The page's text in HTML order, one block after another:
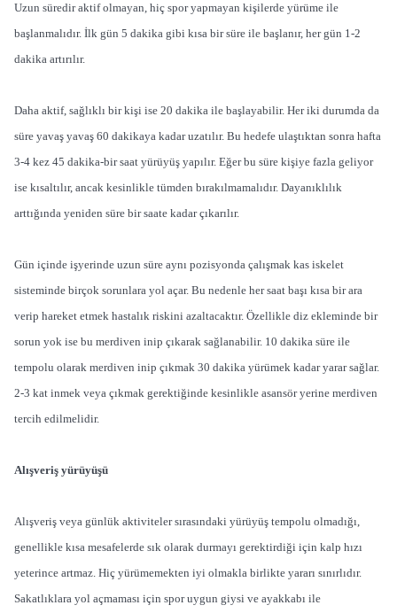
Uzun süredir aktif olmayan, hiç spor yapmayan kişilerde yürüme ile
başlanmalıdır. İlk gün 5 dakika gibi kısa bir süre ile başlanır, her gün 1-2
dakika artırılır.
Daha aktif, sağlıklı bir kişi ise 20 dakika ile başlayabilir. Her iki durumda da
süre yavaş yavaş 60 dakikaya kadar uzatılır. Bu hedefe ulaştıktan sonra hafta
3-4 kez 45 dakika-bir saat yürüyüş yapılır. Eğer bu süre kişiye fazla geliyor
ise kısaltılır, ancak kesinlikle tümden bırakılmamalıdır. Dayanıklılık
arttığında yeniden süre bir saate kadar çıkarılır.
Gün içinde işyerinde uzun süre aynı pozisyonda çalışmak kas iskelet
sisteminde birçok sorunlara yol açar. Bu nedenle her saat başı kısa bir ara
verip hareket etmek hastalık riskini azaltacaktır. Özellikle diz ekleminde bir
sorun yok ise bu merdiven inip çıkarak sağlanabilir. 10 dakika süre ile
tempolu olarak merdiven inip çıkmak 30 dakika yürümek kadar yarar sağlar.
2-3 kat inmek veya çıkmak gerektiğinde kesinlikle asansör yerine merdiven
tercih edilmelidir.
Alışveriş yürüyüşü
Alışveriş veya günlük aktiviteler sırasındaki yürüyüş tempolu olmadığı,
genellikle kısa mesafelerde sık olarak durmayı gerektirdiği için kalp hızı
yeterince artmaz. Hiç yürümemekten iyi olmakla birlikte yararı sınırlıdır.
Sakatlıklara yol açmaması için spor uygun giysi ve ayakkabı ile